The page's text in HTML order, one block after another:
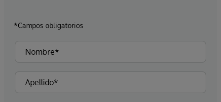
*Campos obligatorios